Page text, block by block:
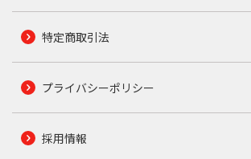
特定商取引法
プライバシーポリシー
採用情報